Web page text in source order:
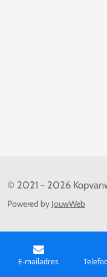
© 2021 - 2026
Powered by JouwWeb
E-mailadres